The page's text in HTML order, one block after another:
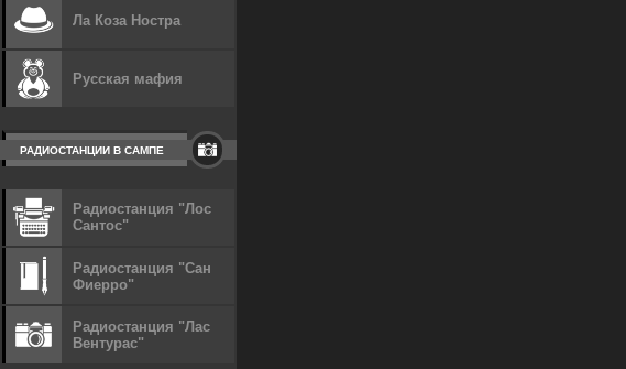
Ла Коза Ностра
Русская мафия
РАДИОСТАНЦИИ В САМПЕ
Радиостанция "Лос
Сантос"
Радиостанция "Сан
Фиерро"
Радиостанция "Лас
Вентурас"